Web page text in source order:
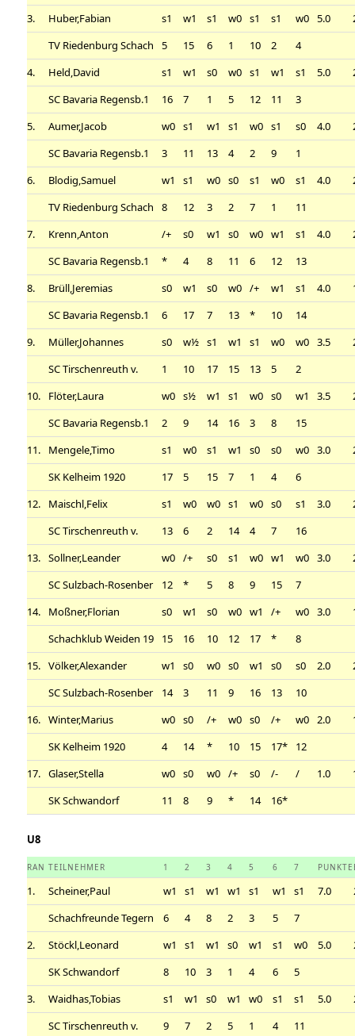
3.
Huber,Fabian s1 w1 s1 w0 s1 s1 w0 5.0
TV Riedenburg Schach
5 15 6 1 10 2
4
4.
Held,David s1 w1 s0 w0 s1 w1 s1 5.0
SC Bavaria Regensb.1
16 7 1 5 12 11
3
5.
Aumer,Jacob w0 s1 w1 s1 w0 s1 s0 4.0
SC Bavaria Regensb.1
3 11 13 4 2 9
1
6.
Blodig,Samuel w1 s1 w0 s0 s1 w0 s1 4.0
TV Riedenburg Schach
8 12 3 2 7 1
11
7.
Krenn,Anton /+ s0 w1 s0 w0 w1 s1 4.0
SC Bavaria Regensb.1
* 4 8 11 6 12
13
8.
Brüll,Jeremias s0 w1 s0 w0 /+ w1 s1 4.0
SC Bavaria Regensb.1
6 17 7 13 * 10
14
9.
Müller,Johannes s0 w½ s1 w1 s1 w0 w0 3.5
SC Tirschenreuth v.
1 10 17 15 13 5
2
10.
Flöter,Laura w0 s½ w1 s1 w0 s0 w1 3.5
SC Bavaria Regensb.1
2 9 14 16 3 8
15
11.
Mengele,Timo s1 w0 s1 w1 s0 s0 w0 3.0
SK Kelheim 1920
17 5 15 7 1 4
6
12.
Maischl,Felix s1 w0 w0 s1 w0 s0 s1 3.0
SC Tirschenreuth v.
13 6 2 14 4 7
16
13. Sollner,Leander w0 /+ s0 s1 w0 w1 w0 3.0
SC Sulzbach-Rosenber
12 * 5 8 9 15
7
14.
Moßner,Florian s0 w1 s0 w0 w1 /+ w0 3.0
Schachklub Weiden 19
15 16 10 12 17 *
8
15. Völker,Alexander w1 s0 w0 s0 w1 s0 s0 2.0
SC Sulzbach-Rosenber
14 3 11 9 16 13
10
16. Winter,Marius w0 s0 /+ w0 s0 /+ w0 2.0
SK Kelheim 1920
4 14 * 10 15 17*
12
17. Glaser,Stella w0 s0 w0 /+ s0 /- / 1.0
SK Schwandorf
11 8 9 * 14 16*
U8
RAN TEILNEHMER 1 2 3 4 5 6 7 PUNKTE
1. Scheiner,Paul w1 s1 w1 w1 s1 w1 s1 7.0
Schachfreunde Tegern
6 4 8 2 3 5
7
2.
Stöckl,Leonard w1 s1 w1 s0 w1 s1 w0 5.0
SK Schwandorf
8 10 3 1 4 6
5
3.
Waidhas,Tobias s1 w1 s0 w1 w0 s1 s1 5.0
SC Tirschenreuth v.
9 7 2 5 1 4 11